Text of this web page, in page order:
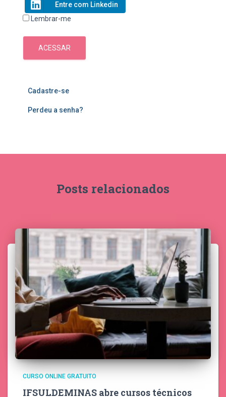
Entre com Linkedin
Lembrar-me
ACESSAR
Cadastre-se
Perdeu a senha?
Posts relacionados
CURSO ONLINE GRATUITO
IFSULDEMINAS abre cursos técnicos